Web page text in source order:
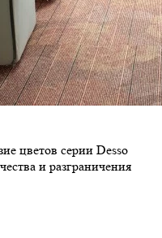
цветов серии Desso
и разграничения